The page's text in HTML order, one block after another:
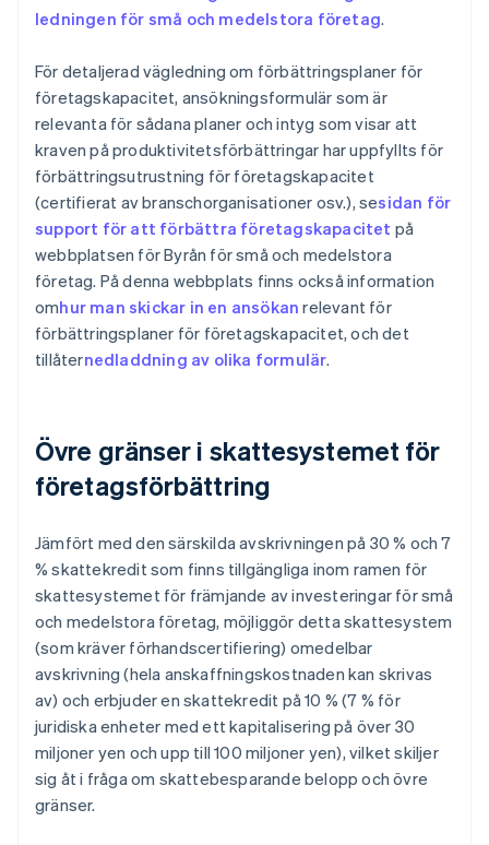
ledningen för små och medelstora företag.
För detaljerad vägledning om förbättringsplaner för
företagskapacitet, ansökningsformulär som är
relevanta för sådana planer och intyg som visar att
kraven på produktivitetsförbättringar har uppfyllts för
förbättringsutrustning för företagskapacitet
(certifierat av branschorganisationer osv.), sesidan för
support för att förbättra företagskapacitet på
webbplatsen för Byrån för små och medelstora
företag. På denna webbplats finns också information
omhur man skickar in en ansökan relevant för
förbättringsplaner för företagskapacitet, och det
tillåternedladdning av olika formulär.
Övre gränser i skattesystemet för
företagsförbättring
Jämfört med den särskilda avskrivningen på 30 % och 7
% skattekredit som finns tillgängliga inom ramen för
skattesystemet för främjande av investeringar för små
och medelstora företag, möjliggör detta skattesystem
(som kräver förhandscertifiering) omedelbar
avskrivning (hela anskaffningskostnaden kan skrivas
av) och erbjuder en skattekredit på 10 % (7 % för
juridiska enheter med ett kapitalisering på över 30
miljoner yen och upp till 100 miljoner yen), vilket skiljer
sig åt i fråga om skattebesparande belopp och övre
gränser.